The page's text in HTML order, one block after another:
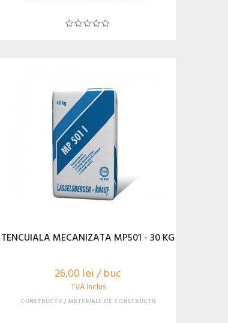
TENCUIALA MECANIZATA MP501 - 30 KG
26,00 lei / buc
TVA Inclus
CONSTRUCTII MATERIALE DE CONSTRUCTII